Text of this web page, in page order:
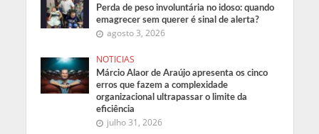
Perda de peso involuntária no idoso: quando
emagrecer sem querer é sinal de alerta?
agosto 3, 2026
NOTICIAS
Márcio Alaor de Araújo apresenta os cinco
erros que fazem a complexidade
organizacional ultrapassar o limite da
eficiência
julho 31, 2026